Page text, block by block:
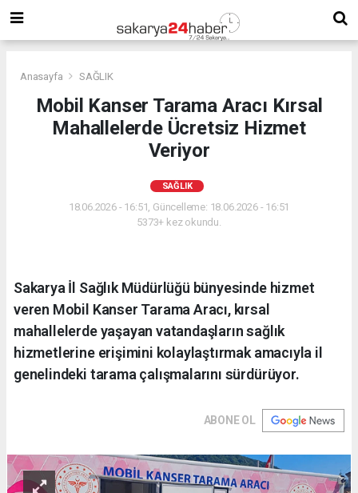
Anasayfa SAĞLIK
Mobil Kanser Tarama Aracı Kırsal
Mahallelerde Ücretsiz Hizmet
Veriyor
SAĞLIK
18.06.2026 - 16:51, Güncelleme: 18.06.2026 - 16:51
5373+ kez okundu.
Sakarya İl Sağlık Müdürlüğü bünyesinde hizmet
veren Mobil Kanser Tarama Aracı, kırsal
mahallelerde yaşayan vatandaşların sağlık
hizmetlerine erişimini kolaylaştırmak amacıyla il
genelindeki tarama çalışmalarını sürdürüyor.
ABONE OL